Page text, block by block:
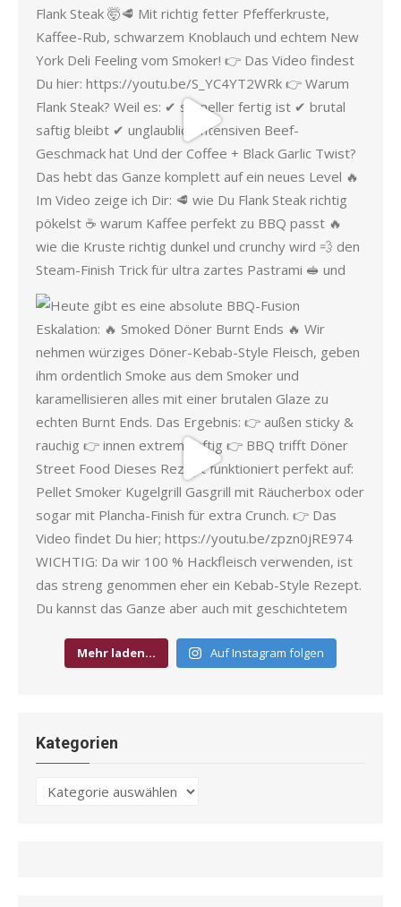
Mehr laden… Auf Instagram folgen
Kategorien
Kategorien